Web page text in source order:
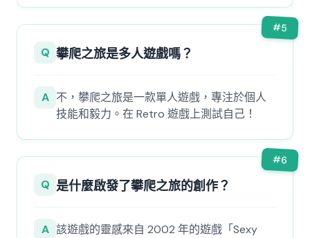
#5
Q 攀爬之旅是多人遊戲嗎？
A 不，攀爬之旅是一款單人遊戲，專注於個人
技能和毅力。在 Retro 遊戲上測試自己！
#6
Q 是什麼啟發了攀爬之旅的創作？
A 該遊戲的靈感來自 2002 年的遊戲「Sexy